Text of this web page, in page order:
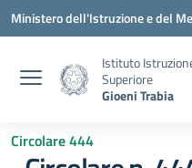
Vai ai contenuti
Vai al menu di navigazione
Vai al footer
Ministero dell'Istruzione e del
Istituto
Superiore
Gioeni Trabia
Circolare 444